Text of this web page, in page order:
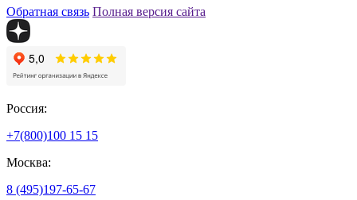
Обратная связь Полная версия сайта
Россия:
+7(800)100 15 15
Москва:
8 (495)197-65-67